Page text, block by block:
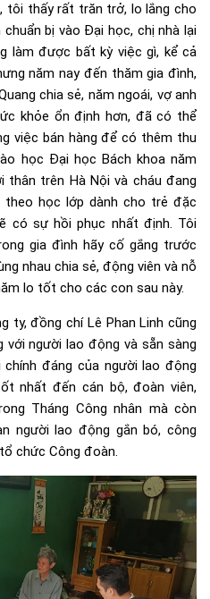
tôi thấy rất trăn trở, lo lắng cho
bị vào Đại học, chị nhà lại
làm được bất kỳ việc gì, kể cả
năm nay đến thăm gia đình,
chia sẻ, năm ngoái, vợ anh
khỏe ổn định hơn, đã có thể
việc bán hàng để có thêm thu
học Đại học Bách khoa năm
trên Hà Nội và cháu đang
học lớp dành cho trẻ đặc
có sự hồi phục nhất định. Tôi
gia đình hãy cố gắng trước
nhau chia sẻ, động viên và nỗ
lo tốt cho các con sau này.
ty, đồng chí Lê Phan Linh cũng
người lao động và sẵn sàng
đáng của người lao động
nhất đến cán bộ, đoàn viên,
Tháng Công nhân mà còn
người lao động gắn bó, công
chức Công đoàn.